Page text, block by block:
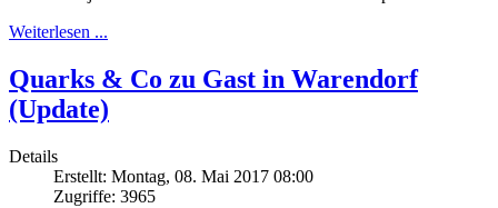
Weiterlesen ...
Quarks & Co zu Gast in Warendorf
(Update)
Details
Erstellt: Montag, 08. Mai 2017 08:00
Zugriffe: 3965